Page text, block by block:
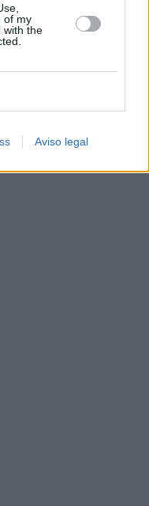
of my
with the
Aviso legal